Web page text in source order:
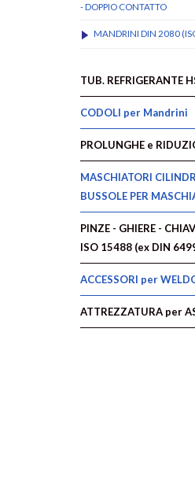
- DOPPIO CONTATTO
MANDRINI DIN 2080
TUB. REFRIGERANTE
CODOLI per Mandrini
PROLUNGHE e
MASCHIATORI
BUSSOLE PER
PINZE - GHIERE -
ISO 15488 (ex DIN
ACCESSORI per
ATTREZZATURA per